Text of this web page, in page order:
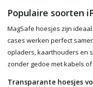
Populaire soorten
MagSafe hoesjes zijn
cases werken perfect
opladers, kaarthouders en
zonder gedoe met kabels
Transparante hoesjes